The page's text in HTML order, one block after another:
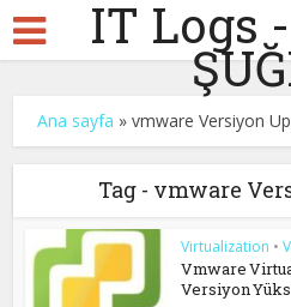
IT Logs
Ana sayfa »vmware Versiyon
Tag - vmware
Virtualization •
Vmware
Versiyon